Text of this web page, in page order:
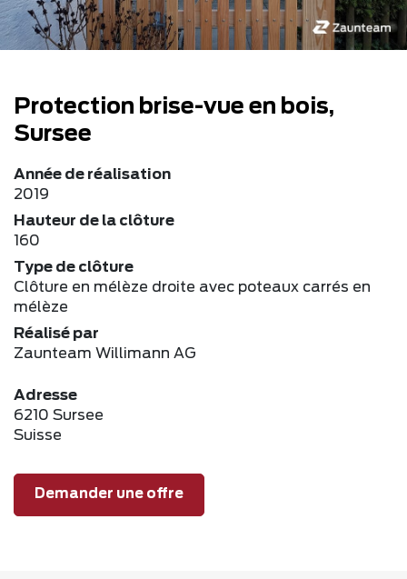
Protection brise-vue en bois,
Sursee
Année de réalisation
2019
Hauteur de la clôture
160
Type de clôture
Clôture en mélèze droite avec poteaux carrés en
mélèze
Réalisé par
Zaunteam Willimann AG
Adresse
6210 Sursee
Suisse
Demander une offre